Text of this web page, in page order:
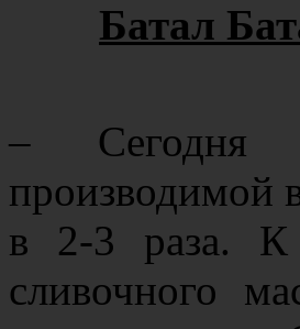
Батал
– Сегодня
производимой
в 2-3 раза. К
сливочного